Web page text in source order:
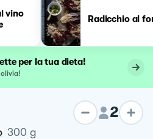
vino
Radicchio al
per la tua dieta!
olivia!
2
300 g